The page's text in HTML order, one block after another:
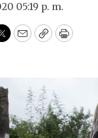
05:19 p. m.
Twitter
EmailCopyPrint